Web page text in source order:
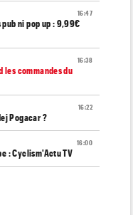
16:47
ni pop up : 9,99€
16:38
les commandes du
16:22
Pogacar ?
16:00
: Cyclism'Actu TV